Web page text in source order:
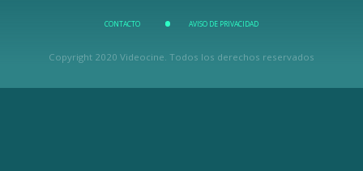
CONTACTO AVISO DE PRIVACIDAD
Copyright 2020 Videocine. Todos los derechos reservados